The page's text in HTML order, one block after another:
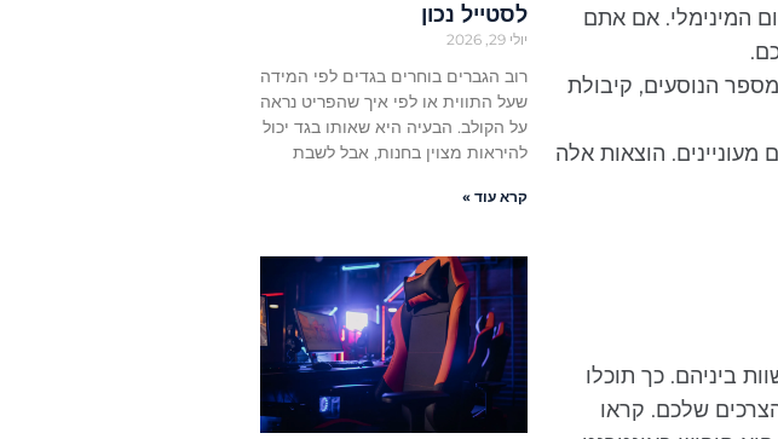
המינימלי. אם אתם
הנוסעים, קיבולת
הוצאות אלה
ביניהם. כך תוכלו
שלכם. קראו
לסטייל נכון
יולי 29, 2026
רוב הגברים בוחרים בגדים לפי המידה
שעל התווית או לפי איך שהפריט נראה
על הקולב. הבעיה היא שאותו בגד יכול
להיראות מצוין בחנות, אבל לשבת
קרא עוד »